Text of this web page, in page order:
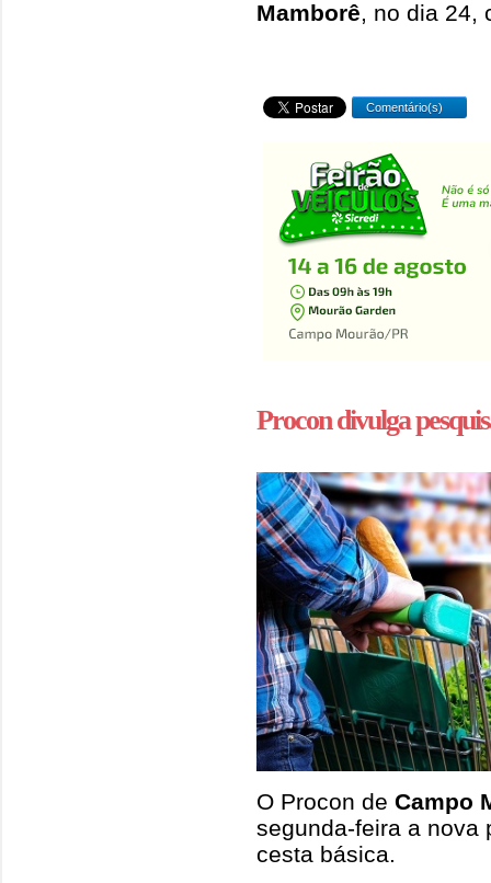
Mamborê, no dia 24,
Comentário(s)
Procon divulga
O Procon de Campo
segunda-feira a nova
cesta básica.